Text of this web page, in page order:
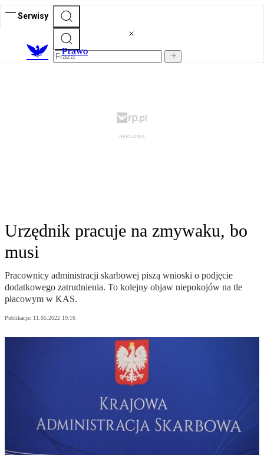
Serwisy
Prawo
Urzędnik pracuje na zmywaku, bo
musi
Pracownicy administracji skarbowej piszą wnioski o podjęcie
dodatkowego zatrudnienia. To kolejny objaw niepokojów na tle
płacowym w KAS.
Publikacja: 11.05.2022 19:16